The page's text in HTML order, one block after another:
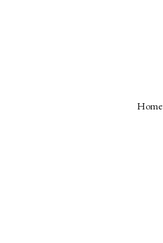
Home